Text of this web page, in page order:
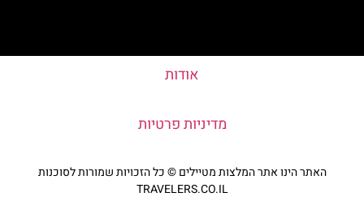
אודות
מדיניות פרטיות
האתר הינו אתר המלצות מטיילים © כל הזכויות שמורות לסוכנות
TRAVELERS.CO.IL